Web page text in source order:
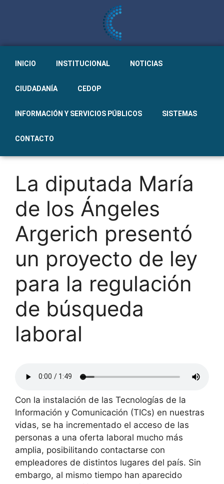
INICIO INSTITUCIONAL NOTICIAS
CIUDADANÍA CEDOP
INFORMACIÓN Y SERVICIOS PÚBLICOS SISTEMAS
CONTACTO
La diputada María
de los Ángeles
Argerich presentó
un proyecto de ley
para la regulación
de búsqueda
laboral
Con la instalación de las Tecnologías de la
Información y Comunicación (TICs) en nuestras
vidas, se ha incrementado el acceso de las
personas a una oferta laboral mucho más
amplia, posibilitando contactarse con
empleadores de distintos lugares del país. Sin
embargo, al mismo tiempo han aparecido